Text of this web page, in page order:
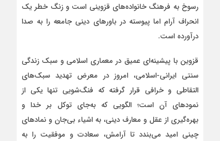
رسوخ به فرهنگ خانواده‌های قزوینی است و زنگ خطر یک
انحراف آرام اما پیوسته در باورهای دینی جامعه را به صدا
درآورده است.
قزوین با پیشینه‌ای عمیق در معماری اسلامی و سبک زندگی
سنتی ایرانی-اسلامی، امروز در معرض تهدید سبک‌های
التقاطی و خرافی قرار گرفته که فنگ‌شویی تنها یکی از
نمودهای آن است؛ الگویی که به‌جای توکل بر خدا و
بهره‌گیری از عقل و معارف دینی، به اشیاء بی‌جان و نمادهای
چینی امید می‌بندد تا آرامش، سعادت و موفقیت را به